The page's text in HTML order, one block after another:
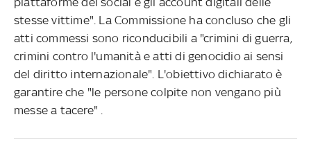
stesse vittime". La Commissione ha concluso che gli
atti commessi sono riconducibili a "crimini di guerra,
crimini contro l'umanità e atti di genocidio ai sensi
del diritto internazionale". L'obiettivo dichiarato è
garantire che "le persone colpite non vengano più
messe a tacere" .